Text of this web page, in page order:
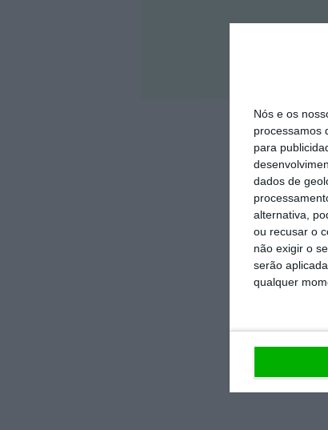
Nós e os
processamos
para
dados de
alternativa,
ou recusar o
não exigir o
serão
qualquer